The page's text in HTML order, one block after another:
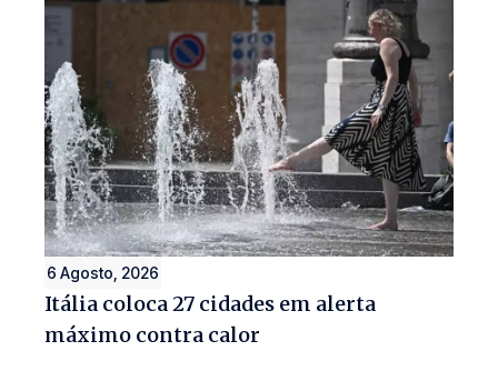
6 Agosto, 2026
Itália coloca 27 cidades em alerta
máximo contra calor